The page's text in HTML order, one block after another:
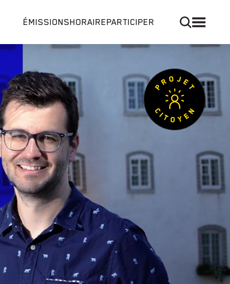
ÉMISSIONSHORAIREPARTICIPER